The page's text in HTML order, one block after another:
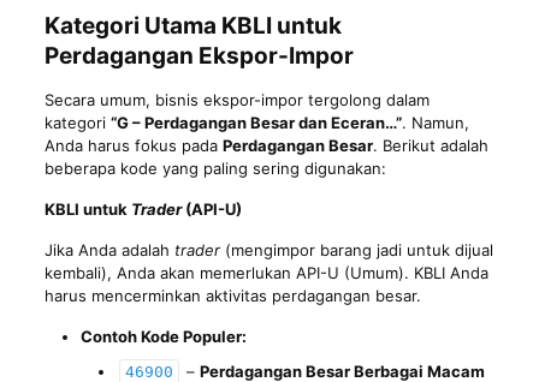
Kategori Utama KBLI untuk
Perdagangan Ekspor-Impor
Secara umum, bisnis ekspor-impor tergolong dalam
kategori “G – Perdagangan Besar dan Eceran…”. Namun,
Anda harus fokus pada Perdagangan Besar. Berikut adalah
beberapa kode yang paling sering digunakan:
KBLI untuk Trader(API-U)
Jika Anda adalah trader(mengimpor barang jadi untuk dijual
kembali), Anda akan memerlukan API-U (Umum). KBLI Anda
harus mencerminkan aktivitas perdagangan besar.
Contoh Kode Populer:
46900 – Perdagangan Besar Berbagai Macam